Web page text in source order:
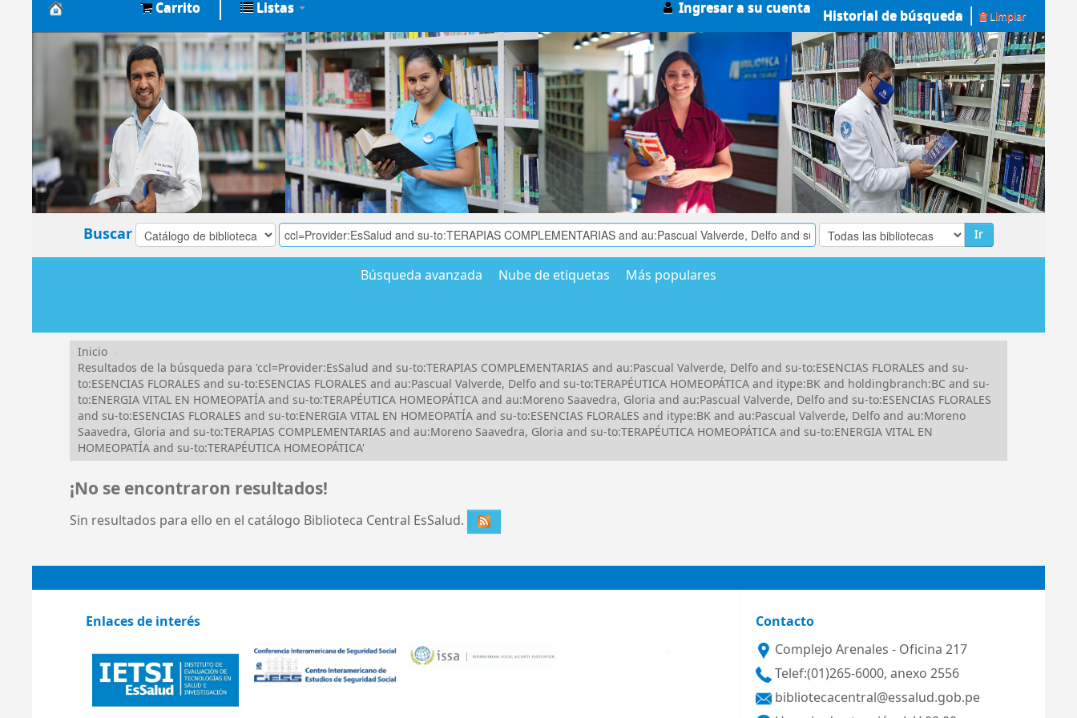
Biblioteca
Central
EsSalud
Carrito Listas Ingresar a su cuenta Historial de búsqueda Limpiar
Buscar Ir
Búsqueda avanzada Nube de etiquetas Más populares
Inicio
Resultados de la búsqueda para 'ccl=Provider:EsSalud and su-to:TERAPIAS COMPLEMENTARIAS and au:Pascual Valverde, Delfo and su-to:ESENCIAS FLORALES and su-
to:ESENCIAS FLORALES and su-to:ESENCIAS FLORALES and au:Pascual Valverde, Delfo and su-to:TERAPÉUTICA HOMEOPÁTICA and itype:BK and holdingbranch:BC and su-
to:ENERGIA VITAL EN HOMEOPATÍA and su-to:TERAPÉUTICA HOMEOPÁTICA and au:Moreno Saavedra, Gloria and au:Pascual Valverde, Delfo and su-to:ESENCIAS FLORALES
and su-to:ESENCIAS FLORALES and su-to:ENERGIA VITAL EN HOMEOPATÍA and su-to:ESENCIAS FLORALES and itype:BK and au:Pascual Valverde, Delfo and au:Moreno
Saavedra, Gloria and su-to:TERAPIAS COMPLEMENTARIAS and au:Moreno Saavedra, Gloria and su-to:TERAPÉUTICA HOMEOPÁTICA and su-to:ENERGIA VITAL EN
HOMEOPATÍA and su-to:TERAPÉUTICA HOMEOPÁTICA'
¡No se encontraron resultados!
Sin resultados para ello en el catálogo Biblioteca Central EsSalud.
Enlaces de interés
Contacto
Complejo Arenales - Oficina 217
Telef:(01)265-6000, anexo 2556
bibliotecacentral@essalud.gob.pe